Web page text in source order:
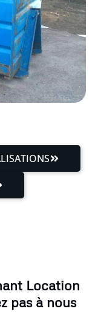
Location
pas à nous